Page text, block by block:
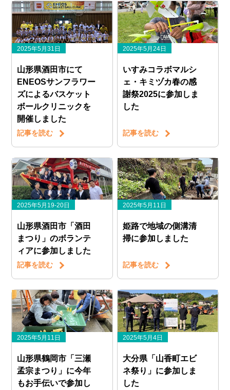
2025年5月31日
山形県酒田市にて
ENEOSサンフラワー
ズによるバスケット
ボールクリニックを
開催しました
記事を読む
2025年5月24日
いすみコラボマルシ
ェ・キミヅカ春の感
謝祭2025に参加しま
した
記事を読む
2025年5月19-20日
山形県酒田市「酒田
まつり」のボランテ
ィアに参加しました
記事を読む
2025年5月11日
姫路で地域の側溝清
掃に参加しました
記事を読む
2025年5月11日
山形県鶴岡市「三瀬
孟宗まつり」に今年
もお手伝いで参加し
2025年5月4日
大分県「山香町エビ
ネ祭り」に参加しま
した